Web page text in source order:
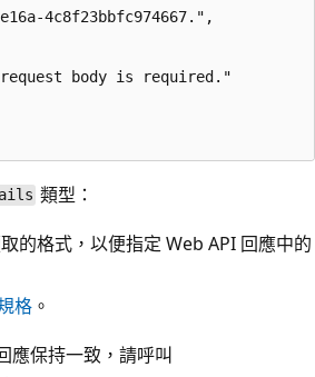
4c8f23bbfc974667.",
body is required."
類型：
的格式，以便指定 Web API 回應中的
格 。
應保持一致，請呼叫